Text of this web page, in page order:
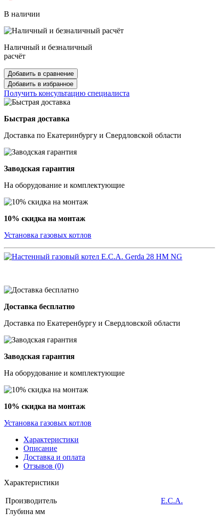
В наличии
Наличный и безналичный
расчёт
Добавить в сравнение
Добавить в избранное
Получить консультацию специалиста
Быстрая доставка
Доставка по Екатеринбургу и Свердловской области
Заводская гарантия
На оборудование и комплектующие
10% скидка на монтаж
Установка газовых котлов
Доставка бесплатно
Доставка по Екатеренбургу и Свердловской области
Заводская гарантия
На оборудование и комплектующие
10% скидка на монтаж
Установка газовых котлов
Характеристики
Описание
Доставка и оплата
Отзывов (0)
Характеристики
Производитель
E.C.A.
Глубина мм